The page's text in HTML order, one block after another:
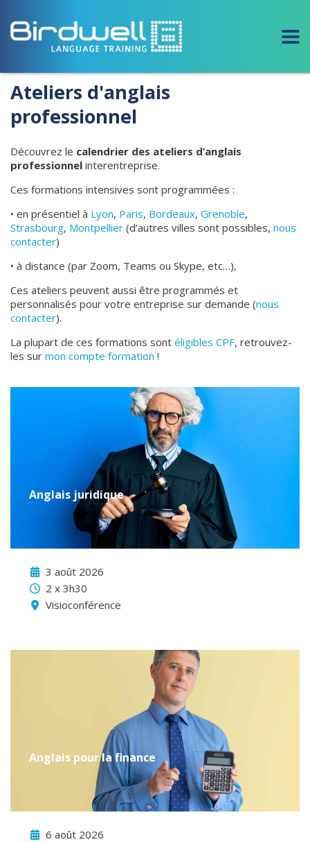
Ateliers d'anglais
professionnel
Découvrez le calendrier des ateliers d’anglais
professionnel interentreprise.
Ces formations intensives sont programmées :
• en présentiel à Lyon, Paris, Bordeaux, Grenoble,
Strasbourg, Montpellier (d’autres villes sont possibles, nous
contacter)
• à distance (par Zoom, Teams ou Skype, etc…),
Ces ateliers peuvent aussi être programmés et
personnalisés pour votre entreprise sur demande (nous
contacter).
La plupart de ces formations sont éligibles CPF, retrouvez-
les sur mon compte formation !
Anglais juridique
3 août 2026
2 x 3h30
Visioconférence
Anglais pour la finance
6 août 2026